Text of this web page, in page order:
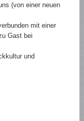
(von einer neuen
mit einer
Gast bei
und